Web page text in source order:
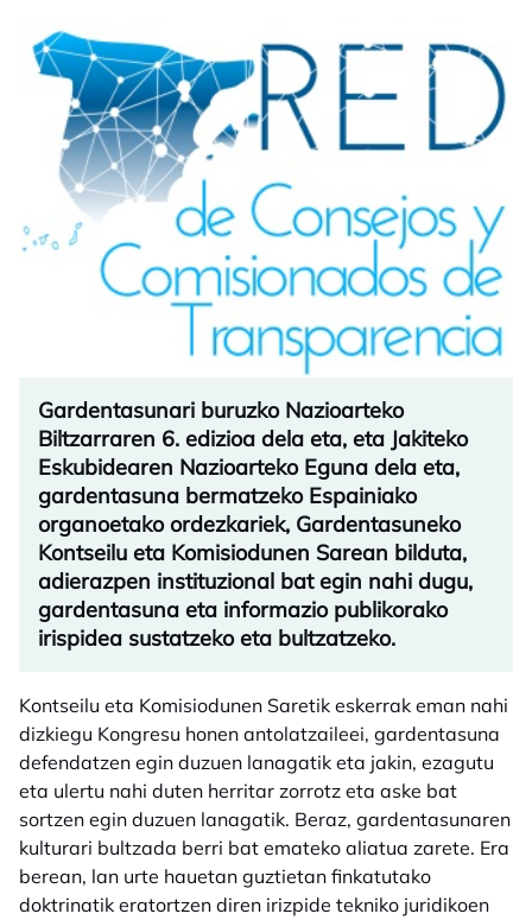
Gardentasunari buruzko Nazioarteko
Biltzarraren 6. edizioa dela eta, eta Jakiteko
Eskubidearen Nazioarteko Eguna dela eta,
gardentasuna bermatzeko Espainiako
organoetako ordezkariek, Gardentasuneko
Kontseilu eta Komisiodunen Sarean bilduta,
adierazpen instituzional bat egin nahi dugu,
gardentasuna eta informazio publikorako
irispidea sustatzeko eta bultzatzeko.
Kontseilu eta Komisiodunen Saretik eskerrak eman nahi
dizkiegu Kongresu honen antolatzaileei, gardentasuna
defendatzen egin duzuen lanagatik eta jakin, ezagutu
eta ulertu nahi duten herritar zorrotz eta aske bat
sortzen egin duzuen lanagatik. Beraz, gardentasunaren
kulturari bultzada berri bat emateko aliatua zarete. Era
berean, lan urte hauetan guztietan finkatutako
doktrinatik eratortzen diren irizpide tekniko juridikoen